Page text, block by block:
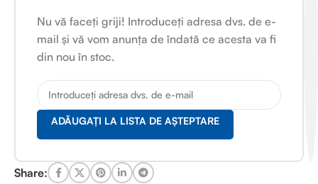
Nu vă faceți griji! Introduceți adresa dvs. de e-
mail și vă vom anunța de îndată ce acesta va fi
din nou în stoc.
ADĂUGAȚI LA LISTA DE AȘTEPTARE
Share: